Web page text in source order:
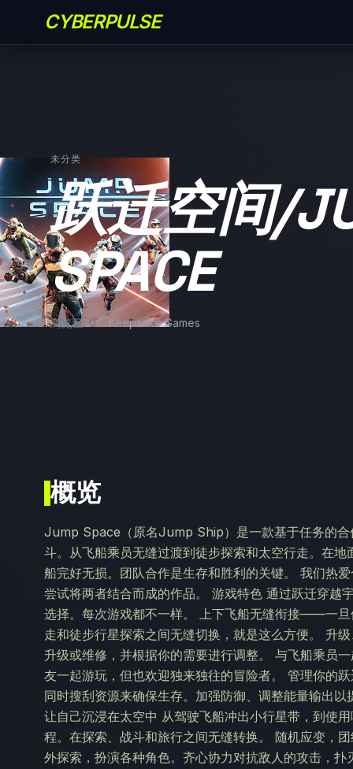
CYBERPULSE
未分类
跃迁空间/
SPACE
浏览量: 0 Keepsake Games
概览
Jump Space（原名Jump Ship）是一款基于任务的
斗。从飞船乘员无缝过渡到徒步探索和太空行走。在
船完好无损。团队合作是生存和胜利的关键。 我们热
尝试将两者结合而成的作品。 游戏特色 通过跃迁穿
选择。每次游戏都不一样。 上下飞船无缝衔接——一
走和徒步行星探索之间无缝切换，就是这么方便。
升级或维修，并根据你的需要进行调整。 与飞船乘
友一起游玩，但也欢迎独来独往的冒险者。 管理你的
同时搜刮资源来确保生存。加强防御、调整能量输出
让自己沉浸在太空中 从驾驶飞船冲出小行星带，到使
程。在探索、战斗和旅行之间无缝转换。 随机应变，
外探索，扮演各种角色。齐心协力对抗敌人的攻击，